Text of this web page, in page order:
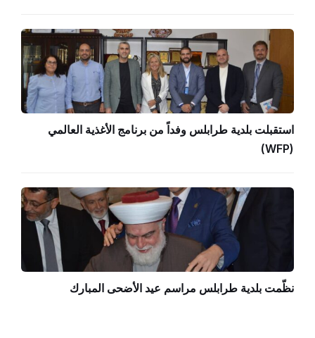
استقبلت بلدية طرابلس وفداً من برنامج الأغذية العالمي
(WFP)
نظّمت بلدية طرابلس مراسم عيد الأضحى المبارك